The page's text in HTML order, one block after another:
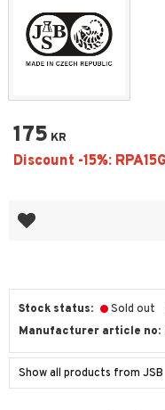
175 KR
Add to favorites
Stock status Sold out
Manufacturer article no
Show all products from JSB